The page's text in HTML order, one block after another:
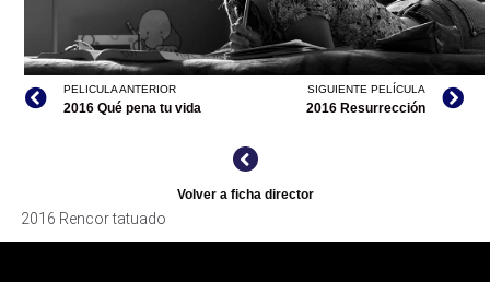
PELICULA ANTERIOR
2016 Qué pena tu vida
SIGUIENTE PELÍCULA
2016 Resurrección
Volver a ficha director
2016 Rencor tatuado